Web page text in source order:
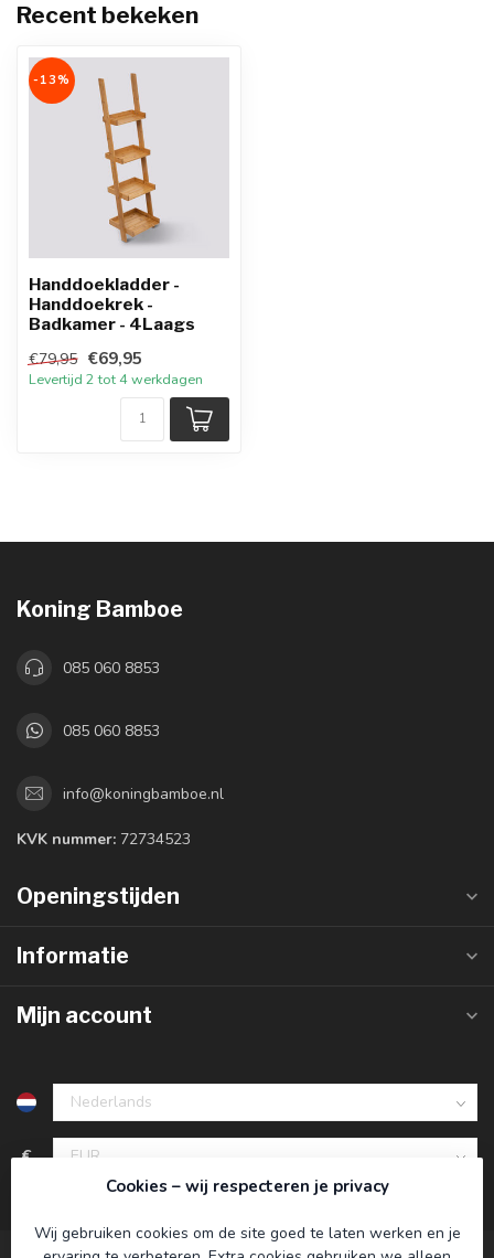
Recent bekeken
-13%
Handdoekladder -
Handdoekrek -
Badkamer - 4Laags
€79,95 €69,95
Levertijd 2 tot 4 werkdagen
Koning Bamboe
085 060 8853
085 060 8853
info@koningbamboe.nl
KVK nummer: 72734523
Openingstijden
Informatie
Mijn account
€
Cookies – wij respecteren je privacy
Wij gebruiken cookies om de site goed te laten werken en je